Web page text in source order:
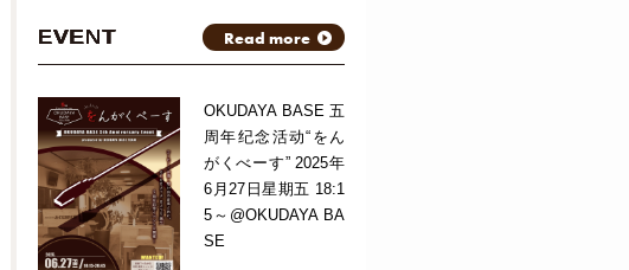
EVENT Read more
OKUDAYA BASE 五
周年纪念活动“をん
がくべーす” 2025年
6月27日星期五 18:1
5～@OKUDAYA BA
SE